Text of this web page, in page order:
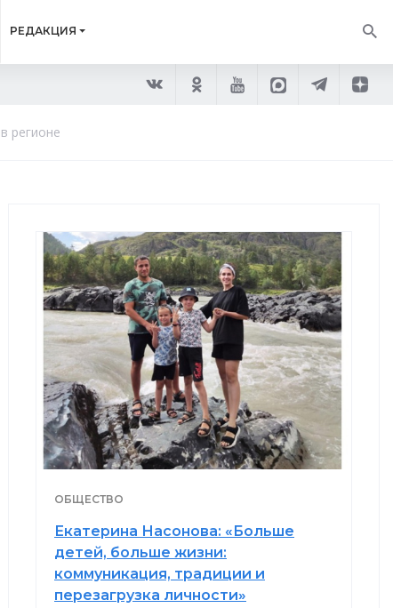
РЕДАКЦИЯ
регионе
ОБЩЕСТВО
Екатерина Насонова: «Больше
детей, больше жизни:
коммуникация, традиции и
перезагрузка личности»